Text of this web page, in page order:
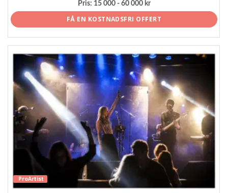
Pris: 15 000 - 60 000 kr
FÅ EN KOSTNADSFRI OFFERT
ProArtist